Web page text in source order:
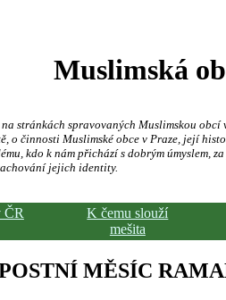
Muslimská
stránkách spravovaných Muslimskou
o činnosti Muslimské obce v Praze, její
kdo k nám přichází s dobrým úmyslem,
jejich identity.
ČR
K čemu slouží
mešita
MĚSÍC